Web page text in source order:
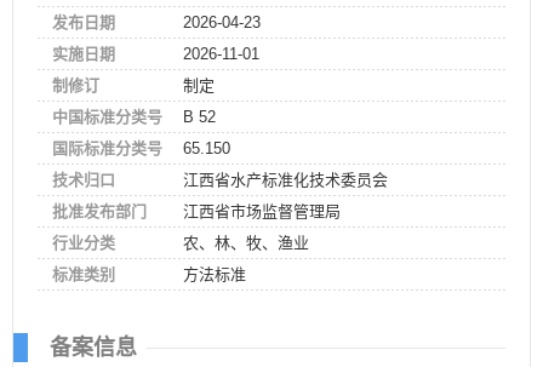
发布日期
2026-04-23
实施日期
2026-11-01
制修订
制定
中国标准分类号
B 52
国际标准分类号
65.150
技术归口
江西省水产标准化技术委员会
批准发布部门
江西省市场监督管理局
行业分类
农、林、牧、渔业
标准类别
方法标准
备案信息